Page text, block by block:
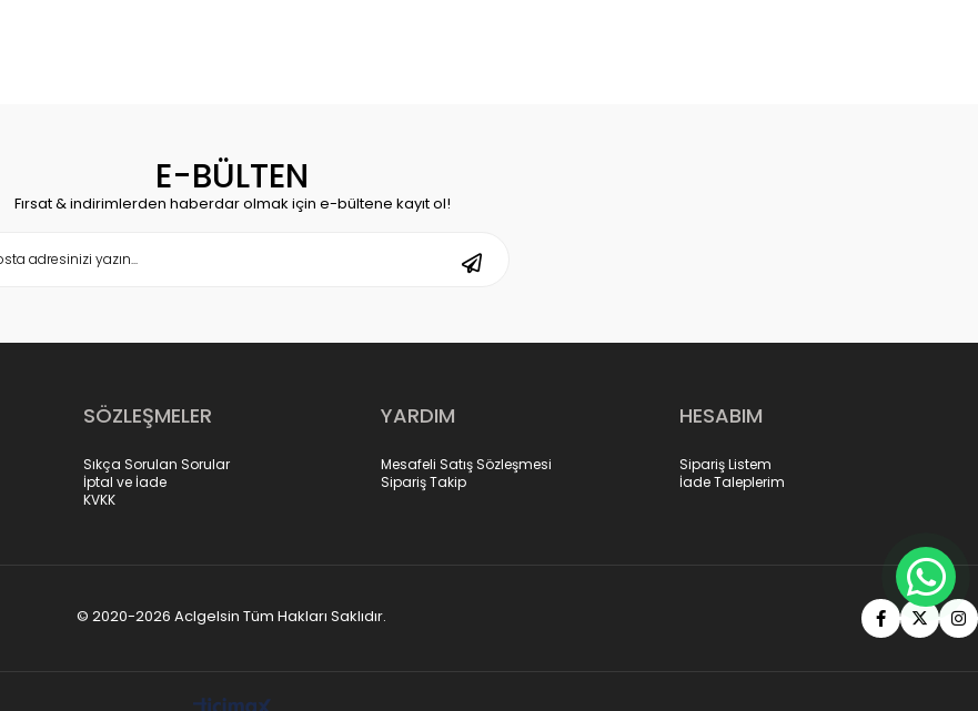
E-BÜLTEN
Fırsat & indirimlerden haberdar olmak için e-bültene kayıt ol!
SÖZLEŞMELER
Sıkça Sorulan Sorular
İptal ve İade
KVKK
YARDIM
Mesafeli Satış Sözleşmesi
Sipariş Takip
HESABIM
Sipariş Listem
İade Taleplerim
© 2020-2026 Aclgelsin Tüm Hakları Saklıdır.